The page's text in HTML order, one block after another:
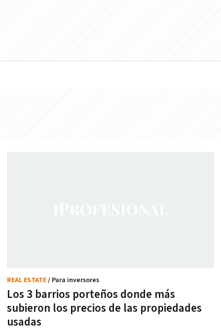
Los 3 barrios porteños donde más
subieron los precios de las propiedades
usadas
REAL ESTATE/ Para inversores